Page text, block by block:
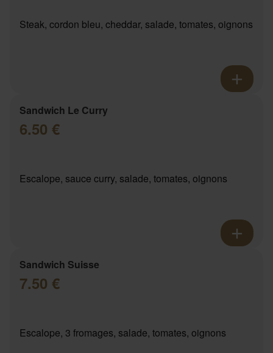
Steak, cordon bleu, cheddar, salade, tomates, oignons
Sandwich Le Curry
6.50 €
Escalope, sauce curry, salade, tomates, oignons
Sandwich Suisse
7.50 €
Escalope, 3 fromages, salade, tomates, oignons